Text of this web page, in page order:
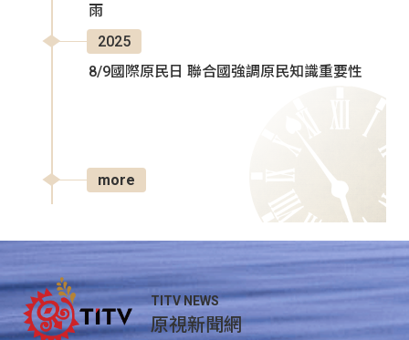
雨
2025
8/9國際原民日 聯合國強調原民知識重要性
more
TITV NEWS
原視新聞網